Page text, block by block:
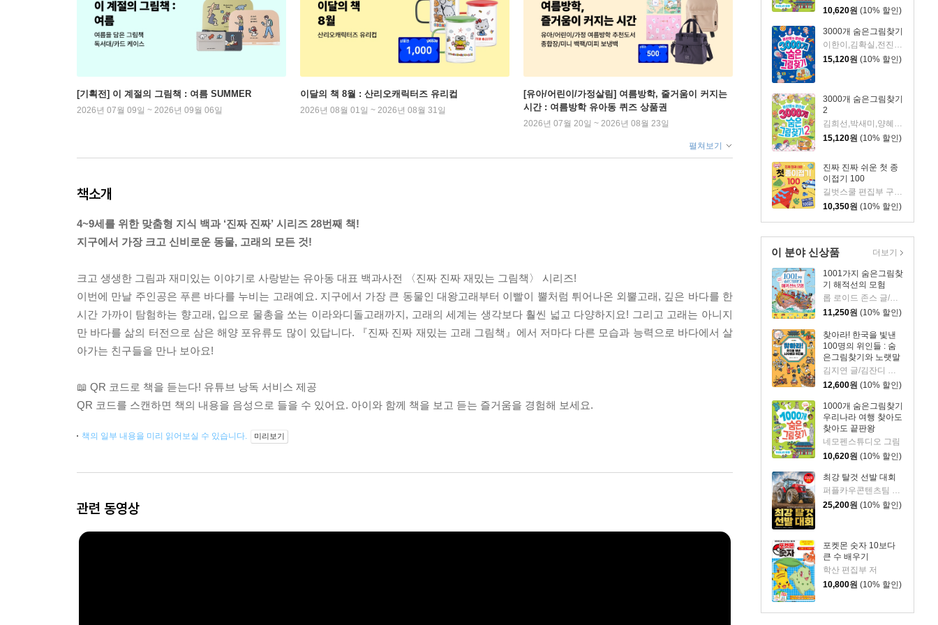
10,620원 (10% 할인)
3000개 숨은그림찾기
15,120원 (10% 할인)
3000개 숨은그림찾기
2
김희선,박새미,양혜민,장우주,홍혜련 공저
15,120원 (10% 할인)
진짜 진짜 쉬운 첫 종
이접기 100
길벗스쿨 편집부 구성 /김희정 그림
10,350원 (10% 할인)
이 분야 신상품
1001가지 숨은그림찾
기 해적선의 모험
롭 로이드 존스 글/테리 고워 그림
11,250원 (10% 할인)
찾아라! 한국을 빛낸
100명의 위인들 : 숨
은그림찾기와 노랫말
로 만나는 한국사 이
야기
김지연 글/김잔디 그림
12,600원 (10% 할인)
1000개 숨은그림찾기
우리나라 여행 찾아도
찾아도 끝판왕
네모펜스튜디오 그림
10,620원 (10% 할인)
최강 탈것 선발 대회
퍼플카우콘텐츠팀 저/여름박군 그림/안될과학 감수
25,200원 (10% 할인)
포켓몬 숫자 10보다
큰 수 배우기
학산 편집부 저
10,800원 (10% 할인)
더보기
[기획전] 이 계절의 그림책 : 여름 SUMMER
2026년 07월 09일 ~ 2026년 09월 06일
이달의 책 8월 : 산리오캐릭터즈 유리컵
2026년 08월 01일 ~ 2026년 08월 31일
[유아/어린이/가정살림] 여름방학, 줄거움이 커지는
시간 : 여름방학 유아동 퀴즈 상품권
2026년 07월 20일 ~ 2026년 08월 23일
펼쳐보기
책소개
4~9세를 위한 맞춤형 지식 백과 ‘진짜 진짜’ 시리즈 28번째 책!
지구에서 가장 크고 신비로운 동물, 고래의 모든 것!
크고 생생한 그림과 재미있는 이야기로 사랑받는 유아동 대표 백과사전 〈진짜 진짜 재밌는 그림책〉 시리즈!
이번에 만날 주인공은 푸른 바다를 누비는 고래예요. 지구에서 가장 큰 동물인 대왕고래부터 이빨이 뿔처럼 튀어나온 외뿔고래, 깊은 바다를 한
시간 가까이 탐험하는 향고래, 입으로 물총을 쏘는 이라와디돌고래까지, 고래의 세계는 생각보다 훨씬 넓고 다양하지요! 그리고 고래는 아니지
만 바다를 삶의 터전으로 삼은 해양 포유류도 많이 있답니다. 『진짜 진짜 재밌는 고래 그림책』에서 저마다 다른 모습과 능력으로 바다에서 살
아가는 친구들을 만나 보아요!
📖 QR 코드로 책을 듣는다! 유튜브 낭독 서비스 제공
QR 코드를 스캔하면 책의 내용을 음성으로 들을 수 있어요. 아이와 함께 책을 보고 듣는 즐거움을 경험해 보세요.
책의 일부 내용을 미리 읽어보실 수 있습니다. 미리보기
관련 동영상